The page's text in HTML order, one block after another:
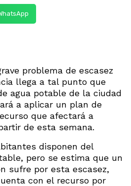
problema de escasez
llega a tal punto que
agua potable de la ciudad
a aplicar un plan de
que afectará a
de esta semana.
disponen del
pero se estima que un
sufre por esta escasez,
con el recurso por